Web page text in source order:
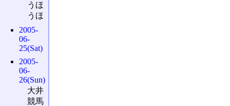
うほ
うほ
2005-
06-
25(Sat)
2005-
06-
26(Sun)
大井
競馬